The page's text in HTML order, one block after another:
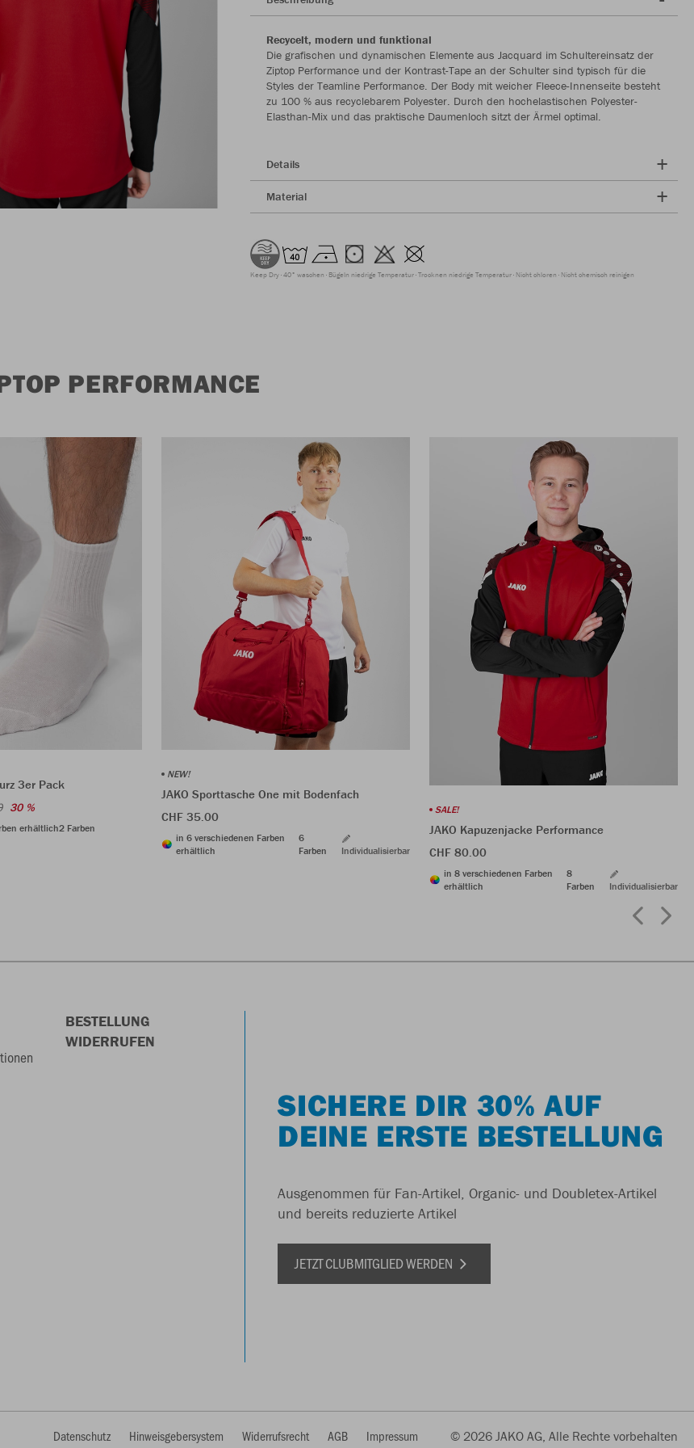
Recycelt, modern und funktional
Die grafischen und dynamischen Elemente aus Jacquard im Schultereinsatz der
Ziptop Performance und der Kontrast-Tape an der Schulter sind typisch für die
Styles der Teamline Performance. Der Body mit weicher Fleece-Innenseite besteht
zu 100 % aus recyclebarem Polyester. Durch den hochelastischen Polyester-
Elasthan-Mix und das praktische Daumenloch sitzt der Ärmel optimal.
Details
Material
Keep Dry 40° waschen Bügeln niedrige Temperatur Trocknen niedrige Temperatur Nicht chloren Nicht chemisch reinigen
PERFORMANCE
3er Pack
30 %
erhältlich2 Farben
NEW!
JAKO Sporttasche One mit Bodenfach
CHF 35.00
in 6 verschiedenen Farben
erhältlich
6
Farben
Individualisierbar
SALE!
JAKO Kapuzenjacke Performance
CHF 80.00
in 8 verschiedenen Farben
erhältlich
8
Farben
Individualisierbar
BESTELLUNG
WIDERRUFEN
SICHERE DIR 30% AUF
DEINE ERSTE BESTELLUNG
Ausgenommen für Fan-Artikel, Organic- und Doubletex-Artikel
und bereits reduzierte Artikel
JETZT CLUBMITGLIED WERDEN
Datenschutz Hinweisgebersystem Widerrufsrecht AGB Impressum © 2026 JAKO AG, Alle Rechte vorbehalten